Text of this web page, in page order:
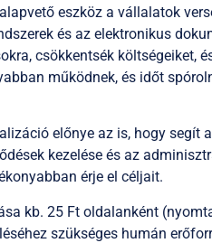
eszköz a vállalatok
és az elektronikus
csökkentsék költségeiket,
működnek, és időt
előnye az is, hogy segít
kezelése és az
érje el céljait.
kb. 25 Ft oldalanként
szükséges humán